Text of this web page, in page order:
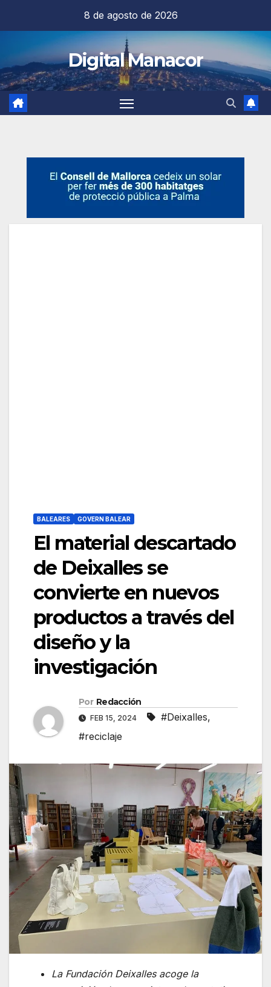
contenido
8 de agosto de 2026
Digital Manacor
BALEARES GOVERN BALEAR
El material descartado
de Deixalles se
convierte en nuevos
productos a través del
diseño y la
investigación
Por Redacción
FEB 15, 2024 #Deixalles,
#reciclaje
La Fundación Deixalles acoge la